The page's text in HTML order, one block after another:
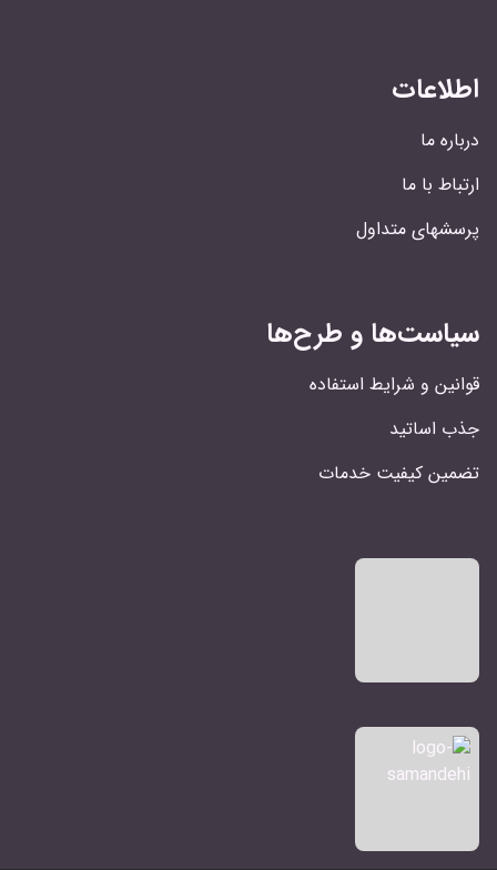
اطلاعات
درباره ما
ارتباط با ما
پرسشهای متداول
سیاست‌ها و طرح‌ها
قوانین و شرایط استفاده
جذب اساتید
تضمین کیفیت خدمات